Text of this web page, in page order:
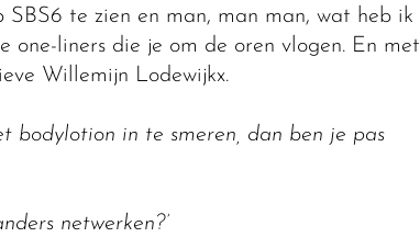
te zien en man, man man, wat heb ik
one-liners die je om de oren vlogen. En met
Willemijn Lodewijkx.
bodylotion in te smeren, dan ben je pas
netwerken?’